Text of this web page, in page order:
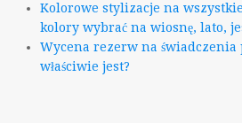
Kolorowe stylizacje na
kolory wybrać na wiosnę, lato,
Wycena rezerw na świadczenia
właściwie jest?